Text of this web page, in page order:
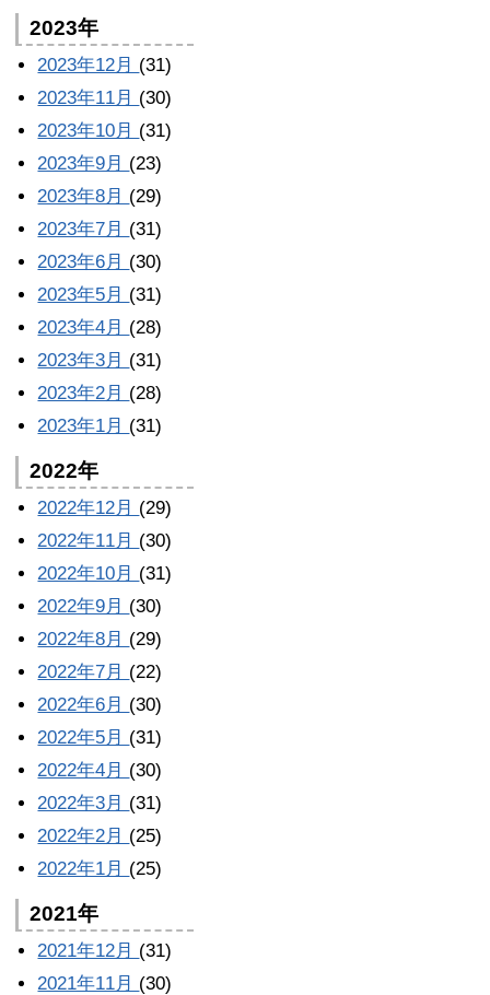
2023年
2023年12月 (31)
2023年11月 (30)
2023年10月 (31)
2023年9月 (23)
2023年8月 (29)
2023年7月 (31)
2023年6月 (30)
2023年5月 (31)
2023年4月 (28)
2023年3月 (31)
2023年2月 (28)
2023年1月 (31)
2022年
2022年12月 (29)
2022年11月 (30)
2022年10月 (31)
2022年9月 (30)
2022年8月 (29)
2022年7月 (22)
2022年6月 (30)
2022年5月 (31)
2022年4月 (30)
2022年3月 (31)
2022年2月 (25)
2022年1月 (25)
2021年
2021年12月 (31)
2021年11月 (30)